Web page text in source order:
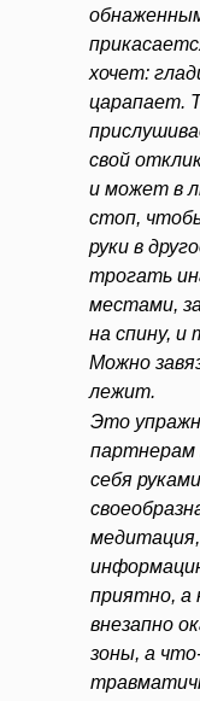
хочет:
царапает.
свой
и может в
стоп,
руки в
трогать
местами,
на спину, и
Можно
лежит.
Это
партнерам
себя
приятно, а
внезапно
зоны, а